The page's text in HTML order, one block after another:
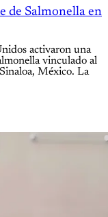
de Salmonella en
activaron una
vinculado al
México. La